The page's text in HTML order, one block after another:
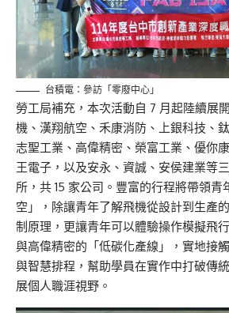
台積電：參訪「零廢中心」
勞工局補充，本次活動自 7 月起陸續展
機、漢翔航空、禾康消防、上銀科技、
志聖工業、高偉精密、榮富工業、優你
王電子，以及安永、資誠、安侯建業等
所，共 15 家公司。豐富的行程將帶領青
空」，除讓青年了解飛機從設計到生產
制原理，更讓青年可以體驗操作模擬飛
與高偉精密的「低碳化產線」，實地接
與智慧排程，幫助學員在實作中打破傳
展個人職涯視野。